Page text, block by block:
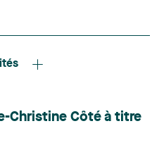
Christine Côté à titre